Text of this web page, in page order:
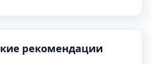
рекомендации